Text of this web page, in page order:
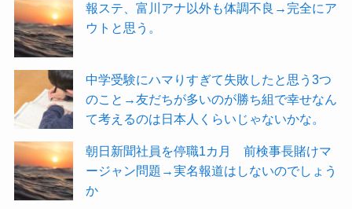
報ステ、富川アナ以外も体調不良→完全にア
ウトと思う。
中学受験にハマりすぎて失敗したと思う3つ
のこと→友だちが多いのが勝ち組で幸せなん
て考えるのは日本人くらいじゃないかな。
朝日新聞社員を停職1カ月 前検事長賭けマ
ージャン問題→実名報道はしないのでしょう
か